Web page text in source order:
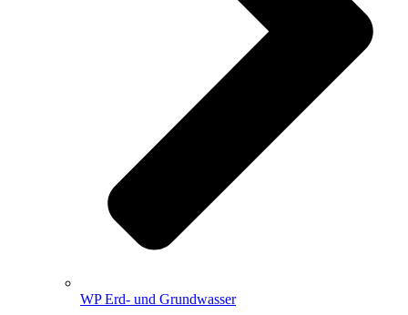
WP Erd- und Grundwasser